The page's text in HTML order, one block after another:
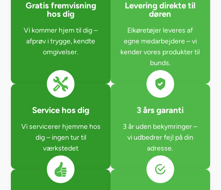
Gratis fremvisning
hos dig
Vi kommer hjem til dig –
afprøv i trygge, kendte
omgivelser.
Levering direkte til
døren
Elkøretøjer leveres af
egne medarbejdere – vi
kender vores produkter til
bunds.
Service hos dig
Vi servicerer hjemme hos
dig – ingen tur til
værkstedet
3 års garanti
3 år uden bekymringer –
vi udbedrer fejl på din
adresse.